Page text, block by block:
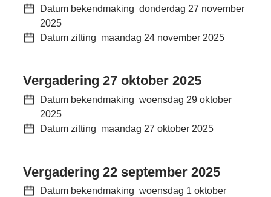
Datum bekendmaking donderdag 27 november
2025
Datum zitting maandag 24 november 2025
Vergadering 27 oktober 2025
Datum bekendmaking woensdag 29 oktober
2025
Datum zitting maandag 27 oktober 2025
Vergadering 22 september 2025
Datum bekendmaking woensdag 1 oktober